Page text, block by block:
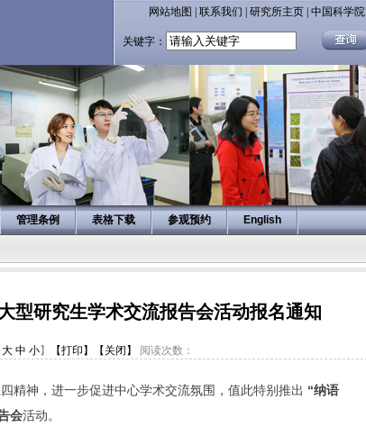
网站地图 联系我们 研究所主页 中国科学院
关键字：
管理条例 表格下载 参观预约 English
型研究生学术交流报告会活动报名通知
大 中 小】 【打印】 【关闭】 阅读次数：
精神， 进一步促进中心学术交流氛围， 值此特别推出 “纳语
会活动。